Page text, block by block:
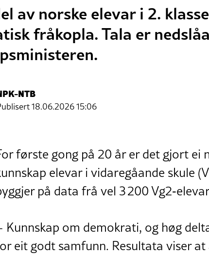
av norske elevar i 2.
fråkopla. Tala er
NTB
18.06.2026 15:06
første gong på 20 år er det gjort ei
elevar i vidaregåande skule
på data frå vel 3 200
Kunnskap om demokrati, og høg
eit godt samfunn. Resultata viser